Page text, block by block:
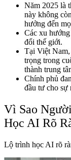
Năm 2025 là
này không
hưởng đến
Các xu
đổi thế giới.
Tại Việt Nam,
trọng trong
thành trung
Chính phủ
đầu tư cho sự
Vì Sao
Học AI Rõ
Lộ trình học AI rõ